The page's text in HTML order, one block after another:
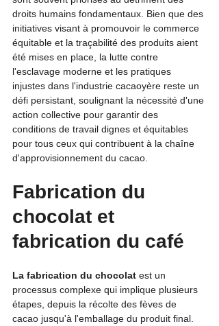
droits humains fondamentaux. Bien que des
initiatives visant à promouvoir le commerce
équitable et la traçabilité des produits aient
été mises en place, la lutte contre
l'esclavage moderne et les pratiques
injustes dans l'industrie cacaoyère reste un
défi persistant, soulignant la nécessité d'une
action collective pour garantir des
conditions de travail dignes et équitables
pour tous ceux qui contribuent à la chaîne
d'approvisionnement du cacao.
Fabrication du
chocolat et
fabrication du café
La fabrication du chocolat est un
processus complexe qui implique plusieurs
étapes, depuis la récolte des fèves de
cacao jusqu'à l'emballage du produit final.